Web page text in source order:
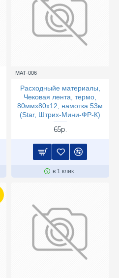
МАТ-006
Расходныйе материалы,
Чековая лента, термо,
80ммх80х12, намотка 53м
(Star, Штрих-Мини-ФР-К)
65р.
в 1 клик